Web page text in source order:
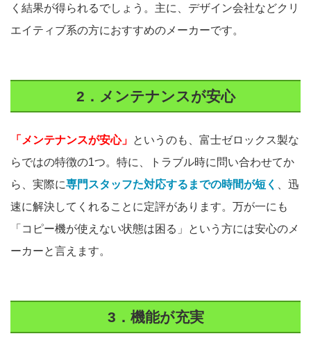
く結果が得られるでしょう。主に、デザイン会社などクリ
エイティブ系の方におすすめのメーカーです。
2．メンテナンスが安心
「メンテナンスが安心」 というのも、富士ゼロックス製な
らではの特徴の1つ。特に、トラブル時に問い合わせてか
ら、実際に専門スタッフた対応するまでの時間が短く
、迅
速に解決してくれることに定評があります。万が一にも
「コピー機が使えない状態は困る」という方には安心のメ
ーカーと言えます。
3．機能が充実